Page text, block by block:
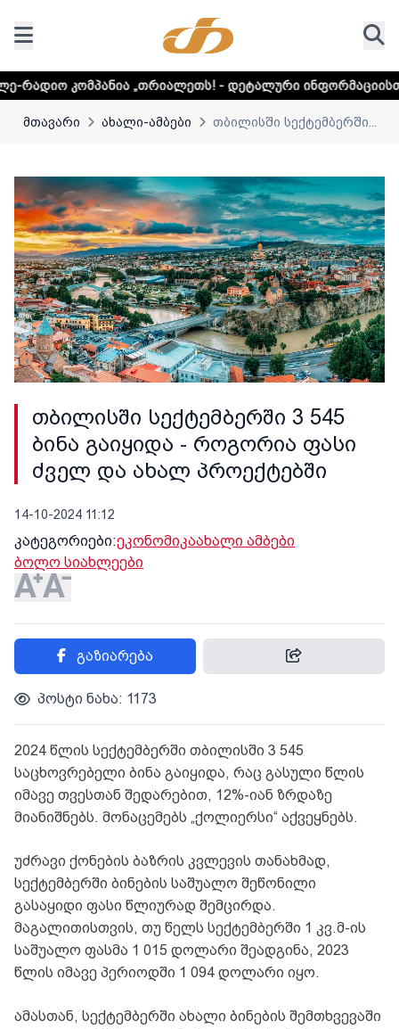
„თრიალეთს! - დეტალური ინფორმაციისთვის
მთავარი ახალი-ამბები თბილისში სექტემბერში...
თბილისში სექტემბერში 3 545
ბინა გაიყიდა - როგორია ფასი
ძველ და ახალ პროექტებში
14-10-2024 11:12
კატეგორიები:ეკონომიკაახალი ამბები
ბოლო სიახლეები
გაზიარება
პოსტი ნახა: 1173
2024 წლის სექტემბერში თბილისში 3 545
საცხოვრებელი ბინა გაიყიდა, რაც გასული წლის
იმავე თვესთან შედარებით, 12%-იან ზრდაზე
მიანიშნებს. მონაცემებს „ქოლიერსი“ აქვეყნებს.
უძრავი ქონების ბაზრის კვლევის თანახმად,
სექტემბერში ბინების საშუალო შეწონილი
გასაყიდი ფასი წლიურად შემცირდა.
მაგალითისთვის, თუ წელს სექტემბერში 1 კვ.მ-ის
საშუალო ფასმა 1 015 დოლარი შეადგინა, 2023
წლის იმავე პერიოდში 1 094 დოლარი იყო.
ამასთან, სექტემბერში ახალი ბინების შემთხვევაში